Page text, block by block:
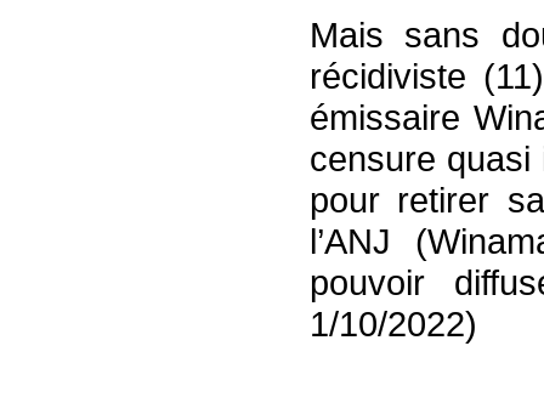
Mais sans
récidiviste
émissaire
censure quasi
pour retirer
l’ANJ
pouvoir
1/10/2022)